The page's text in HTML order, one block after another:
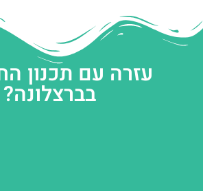
עזרה עם תכנון
בברצלונה?